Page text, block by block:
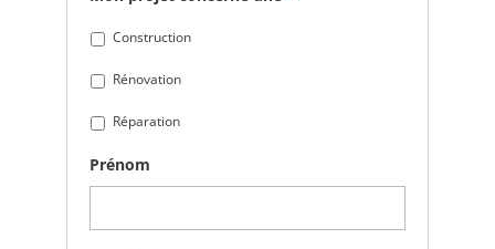
Construction
Rénovation
Réparation
Prénom